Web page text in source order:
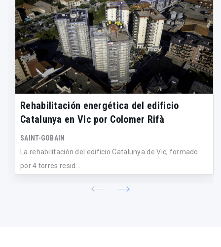
Rehabilitación energética del edificio
Catalunya en Vic por Colomer Rifà
SAINT-GOBAIN
La rehabilitación del edificio Catalunya de Vic, formado
por 4 torres resid...